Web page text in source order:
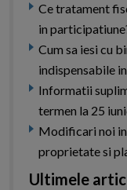
Ce tratament
in
Cum sa iesi cu
indispensabile
Informatii
termen la 25
Modificari noi
proprietate si
Ultimele